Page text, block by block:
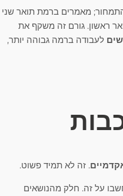
מאמרים ברמת תואר שני
ראשון. גורם זה משקף את
לעבודה ברמה גבוהה יותר,
. זה לא תמיד פשוט.
על זה. חלק מהנושאים